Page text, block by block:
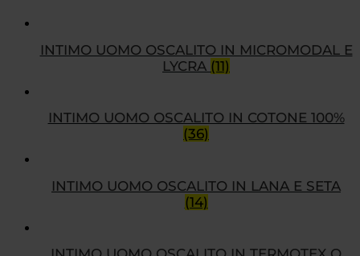
INTIMO UOMO OSCALITO IN MICROMODAL E
LYCRA (11)
INTIMO UOMO OSCALITO IN COTONE 100%
(36)
INTIMO UOMO OSCALITO IN LANA E SETA
(14)